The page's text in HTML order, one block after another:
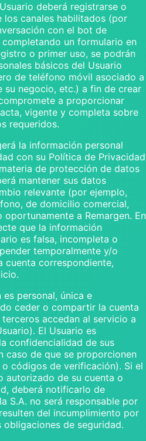
deberá registrarse o
los canales habilitados (por
con el bot de
un formulario en
o primer uso, se podrán
básicos del Usuario
de teléfono móvil asociado a
su negocio, etc.) a fin de crear
a proporcionar
vigente y completa sobre
requeridos.
la información personal
con su Política de Privacidad
de protección de datos
mantener sus datos
relevante (por ejemplo,
de domicilio comercial,
a Remargen. En
que la información
es falsa, incompleta o
temporalmente y/o
cuenta correspondiente,
es personal, única e
ceder o compartir la cuenta
accedan al servicio a
El Usuario es
confidencialidad de sus
caso de que se proporcionen
códigos de verificación). Si el
autorizado de su cuenta o
deberá notificarlo de
S.A. no será responsable por
del incumplimiento por
de seguridad.